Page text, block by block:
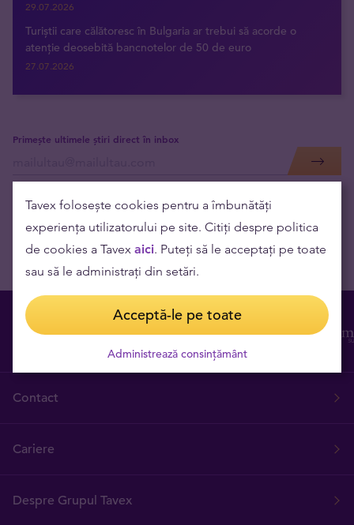
29.07.2026
Turiștii care călătoresc în Bulgaria ar trebui să acorde o
atenție deosebită bancnotelor de 50 de euro
27.07.2026
Primește ultimele știri direct în inbox
Contact
Cariere
Despre Grupul Tavex
Tavex folosește cookies pentru a îmbunătăți
experiența utilizatorului pe site. Citiți despre politica
de cookies a Tavex aici. Puteți să le acceptați pe toate
sau să le administrați din setări.
Acceptă-le pe toate
Administrează consințământ